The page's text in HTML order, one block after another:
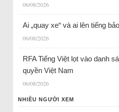
06/08/2026
Ai „quay xe“ và ai lên tiếng
06/08/2026
RFA Tiếng Việt lọt vào danh
quyền Việt Nam
06/08/2026
NHIỀU NGƯỜI XEM